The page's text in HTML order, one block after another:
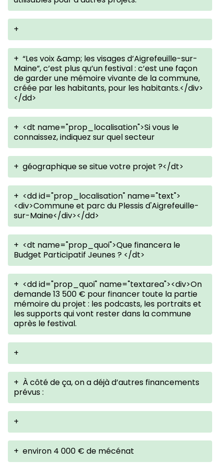
+
+ “Les voix &amp; les visages d’Aigrefeuille-sur-
Maine”, c’est plus qu’un festival : c’est une façon
de garder une mémoire vivante de la commune,
créée par les habitants, pour les habitants.</div>
</dd>
+ <dt name="prop_localisation">Si vous le
connaissez, indiquez sur quel secteur
+ géographique se situe votre projet ?</dt>
+ <dd id="prop_localisation" name="text">
<div>Commune et parc du Plessis d'Aigrefeuille-
sur-Maine</div></dd>
+ <dt name="prop_quoi">Que financera le
Budget Participatif Jeunes ? </dt>
+ <dd id="prop_quoi" name="textarea"><div>On
demande 13 500 € pour financer toute la partie
mémoire du projet : les podcasts, les portraits et
les supports qui vont rester dans la commune
après le festival.
+
+ À côté de ça, on a déjà d’autres financements
prévus :
+
+ environ 4 000 € de mécénat